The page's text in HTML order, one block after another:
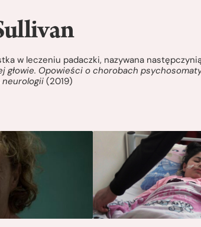
w leczeniu padaczki, nazywana
głowie. Opowieści o chorobach
neurologii(2019)